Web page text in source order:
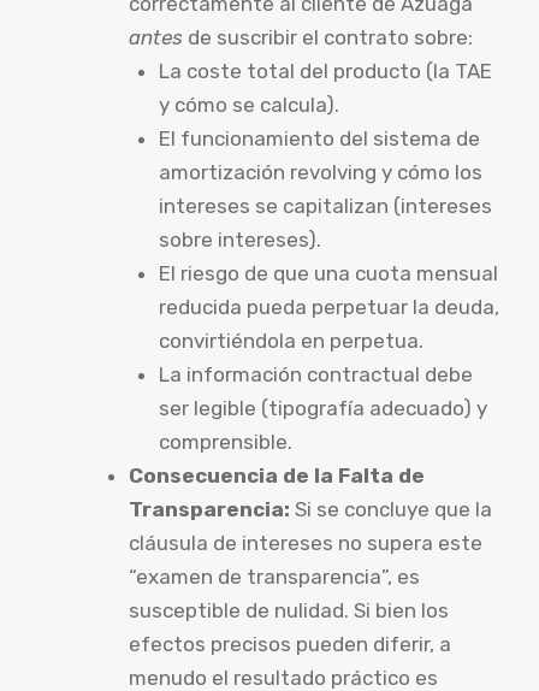
antes de suscribir el contrato sobre:
La coste total del producto (la TAE
y cómo se calcula).
El funcionamiento del sistema de
amortización revolving y cómo los
intereses se capitalizan (intereses
sobre intereses).
El riesgo de que una cuota mensual
reducida pueda perpetuar la deuda,
convirtiéndola en perpetua.
La información contractual debe
ser legible (tipografía adecuado) y
comprensible.
Consecuencia de la Falta de
Transparencia: Si se concluye que la
cláusula de intereses no supera este
“examen de transparencia”, es
susceptible de nulidad. Si bien los
efectos precisos pueden diferir, a
menudo el resultado práctico es